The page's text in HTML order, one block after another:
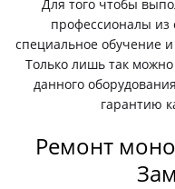
Для того чтобы
профессионалы из
специальное обучение
Только лишь так
данного
гарантию
Ремонт